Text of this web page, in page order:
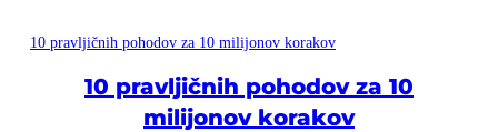
10 pravljičnih pohodov za 10 milijonov korakov
10 pravljičnih pohodov za 10
milijonov korakov